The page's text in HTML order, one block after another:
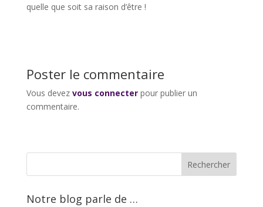
quelle que soit sa raison d’être !
Poster le commentaire
Vous devez vous connecterpour publier un
commentaire.
Notre blog parle de …